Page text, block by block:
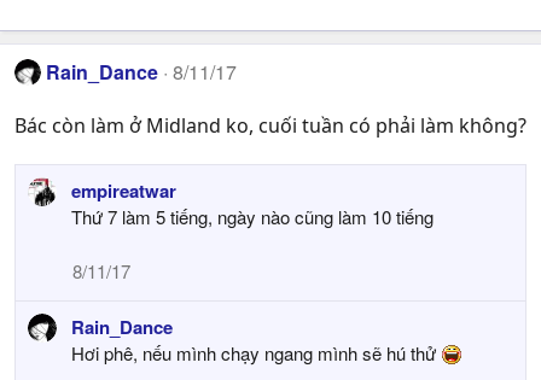
Rain_Dance 8/11/17
Bác còn làm ở Midland ko, cuối tuần có phải làm không?
empireatwar
Thứ 7 làm 5 tiếng, ngày nào cũng làm 10 tiếng
8/11/17
Rain_Dance
Hơi phê, nếu mình chạy ngang mình sẽ hú thử